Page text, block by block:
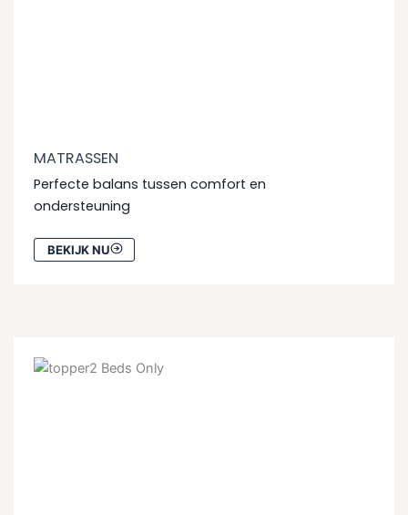
MATRASSEN
Perfecte balans tussen comfort en